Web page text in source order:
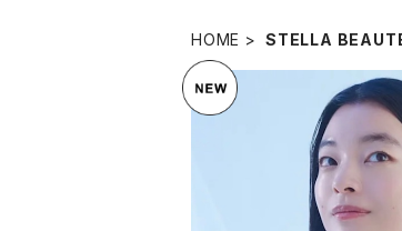
HOME STELLA